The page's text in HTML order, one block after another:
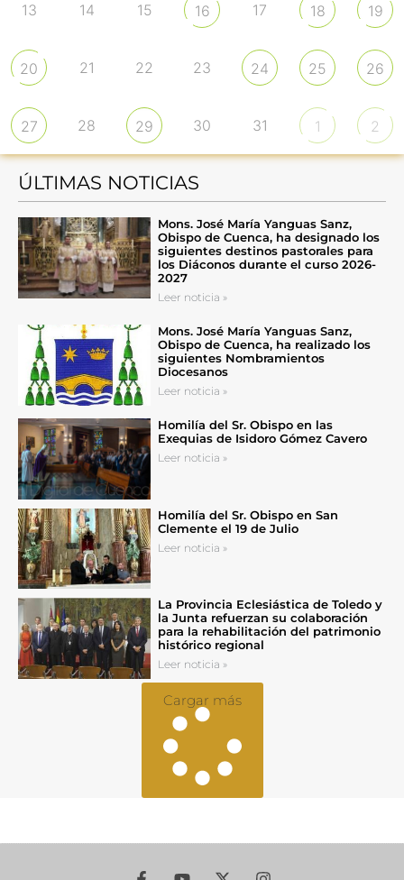
13 14 15 16 17 18 19
20 21 22 23 24 25 26
27 28 29 30 31 1 2
ÚLTIMAS NOTICIAS
Mons. José María Yanguas Sanz,
Obispo de Cuenca, ha designado los
siguientes destinos pastorales para
los Diáconos durante el curso 2026-
2027
Leer noticia »
Mons. José María Yanguas Sanz,
Obispo de Cuenca, ha realizado los
siguientes Nombramientos
Diocesanos
Leer noticia »
Homilía del Sr. Obispo en las
Exequias de Isidoro Gómez Cavero
Leer noticia »
Homilía del Sr. Obispo en San
Clemente el 19 de Julio
Leer noticia »
La Provincia Eclesiástica de Toledo y
la Junta refuerzan su colaboración
para la rehabilitación del patrimonio
histórico regional
Leer noticia »
Cargar más